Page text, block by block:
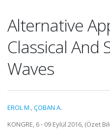
Alternative
Classical And
Waves
EROL M.,ÇOBAN A.
KONGRE, 6 - 09 Eylül 2016, (Özet